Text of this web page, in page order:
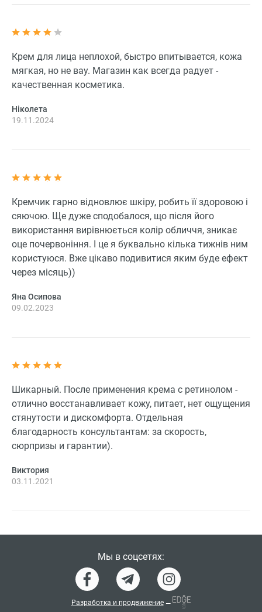
Крем для лица неплохой, быстро впитывается, кожа
мягкая, но не вау. Магазин как всегда радует -
качественная косметика.
Ніколета
19.11.2024
Кремчик гарно відновлює шкіру, робить її здоровою і
сяючою. Ще дуже сподобалося, що після його
використання вирівнюється колір обличчя, зникає
оце почервоніння. І це я буквально кілька тижнів ним
користуюся. Вже цікаво подивитися яким буде ефект
через місяць))
Яна Осипова
09.02.2023
Шикарный. После применения крема с ретинолом -
отлично восстанавливает кожу, питает, нет ощущения
стянутости и дискомфорта. Отдельная
благодарность консультантам: за скорость,
сюрпризы и гарантии).
Виктория
03.11.2021
Мы в соцсетях:
Разработка и продвижение —